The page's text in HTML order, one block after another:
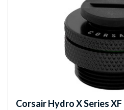
CorsairHydro X Series